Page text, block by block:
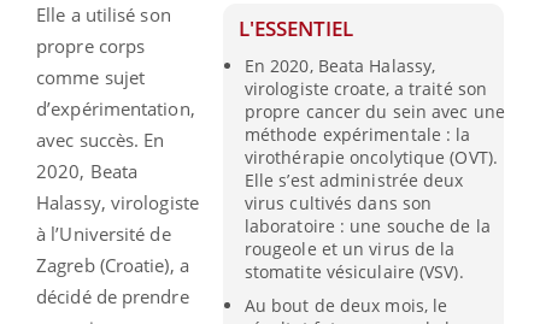
L'ESSENTIEL
En 2020, Beata Halassy,
virologiste croate, a traité son
propre cancer du sein avec une
méthode expérimentale : la
virothérapie oncolytique (OVT).
Elle s’est administrée deux
virus cultivés dans son
laboratoire : une souche de la
rougeole et un virus de la
stomatite vésiculaire (VSV).
Au bout de deux mois, le
Elle a utilisé son
propre corps
comme sujet
d’expérimentation,
avec succès. En
2020, Beata
Halassy, virologiste
à l’Université de
Zagreb (Croatie), a
décidé de prendre